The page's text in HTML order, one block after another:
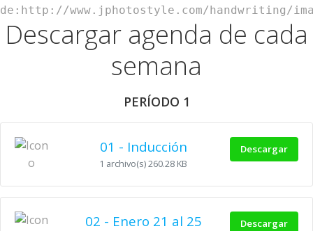
de:http://www.jphotostyle.com/handwriting/
Descargar agenda de cada
semana
PERÍODO 1
01 - Inducción
1 archivo(s)260.28 KB
Descargar
02 - Enero 21 al 25 Descargar